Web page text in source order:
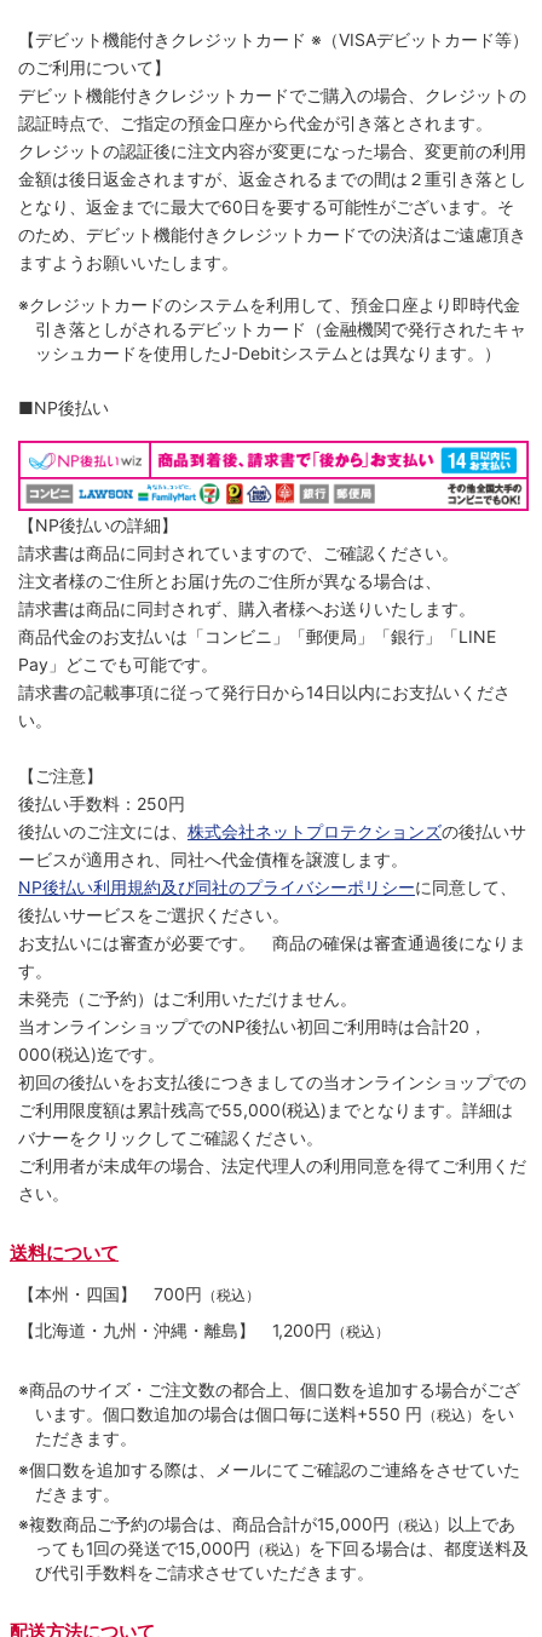
【デビット機能付きクレジットカード ※（VISAデビットカード等）
のご利用について】
デビット機能付きクレジットカードでご購入の場合、クレジットの
認証時点で、ご指定の預金口座から代金が引き落とされます。
クレジットの認証後に注文内容が変更になった場合、変更前の利用
金額は後日返金されますが、返金されるまでの間は２重引き落とし
となり、返金までに最大で60日を要する可能性がございます。そ
のため、デビット機能付きクレジットカードでの決済はご遠慮頂き
ますようお願いいたします。
※クレジットカードのシステムを利用して、預金口座より即時代金
引き落としがされるデビットカード（金融機関で発行されたキャ
ッシュカードを使用したJ-Debitシステムとは異なります。）
■NP後払い
【NP後払いの詳細】
請求書は商品に同封されていますので、ご確認ください。
注文者様のご住所とお届け先のご住所が異なる場合は、
請求書は商品に同封されず、購入者様へお送りいたします。
商品代金のお支払いは「コンビニ」「郵便局」「銀行」「LINE
Pay」どこでも可能です。
請求書の記載事項に従って発行日から14日以内にお支払いくださ
い。
【ご注意】
後払い手数料：250円
後払いのご注文には、 株式会社ネットプロテクションズの後払いサ
ービスが適用され、同社へ代金債権を譲渡します。
NP後払い利用規約及び同社のプライバシーポリシーに同意して、
後払いサービスをご選択ください。
お支払いには審査が必要です。 商品の確保は審査通過後になりま
す。
未発売（ご予約）はご利用いただけません。
当オンラインショップでのNP後払い初回ご利用時は合計20，
000(税込)迄です。
初回の後払いをお支払後につきましての当オンラインショップでの
ご利用限度額は累計残高で55,000(税込)までとなります。詳細は
バナーをクリックしてご確認ください。
ご利用者が未成年の場合、法定代理人の利用同意を得てご利用くだ
さい。
送料について
【本州・四国】 700円 （税込）
【北海道・九州・沖縄・離島】 1,200円 （税込）
※商品のサイズ・ご注文数の都合上、個口数を追加する場合がござ
います。個口数追加の場合は個口毎に送料+550 円 （税込） をい
ただきます。
※個口数を追加する際は、メールにてご確認のご連絡をさせていた
だきます。
※複数商品ご予約の場合は、商品合計が15,000円 （税込） 以上であ
っても1回の発送で15,000円 （税込） を下回る場合は、都度送料及
び代引手数料をご請求させていただきます。
配送方法について